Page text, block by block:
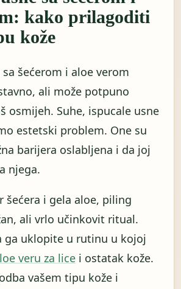
kako prilagoditi
kože
šećerom i aloe verom
ali može potpuno
osmijeh. Suhe, ispucale usne
estetski problem. One su
barijera oslabljena i da joj
njega.
šećera i gela aloe, piling
ali vrlo učinkovit ritual.
ga uklopite u rutinu u kojoj
veru za lice i ostatak kože.
vašem tipu kože i